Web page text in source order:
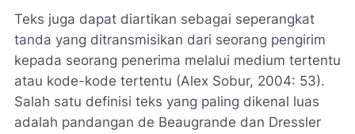
Teks juga dapat diartikan sebagai seperangkat
tanda yang ditransmisikan dari seorang pengirim
kepada seorang penerima melalui medium tertentu
atau kode-kode tertentu (Alex Sobur, 2004: 53).
Salah satu definisi teks yang paling dikenal luas
adalah pandangan de Beaugrande dan Dressler